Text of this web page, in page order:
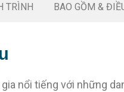
TRÌNH BAO GỒM &
nổi tiếng với những